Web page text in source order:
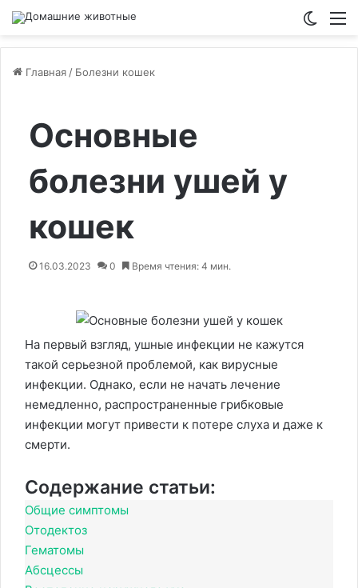
Главная / Болезни кошек
Основные
болезни ушей у
кошек
16.03.2023 0 Время чтения: 4 мин.
На первый взгляд, ушные инфекции не кажутся
такой серьезной проблемой, как вирусные
инфекции. Однако, если не начать лечение
немедленно, распространенные грибковые
инфекции могут привести к потере слуха и даже к
смерти.
Содержание статьи:
Общие симптомы
Отодектоз
Гематомы
Абсцессы